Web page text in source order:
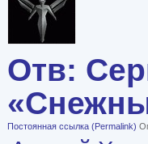
Отв:
Постоянная ссылка (Permalink)